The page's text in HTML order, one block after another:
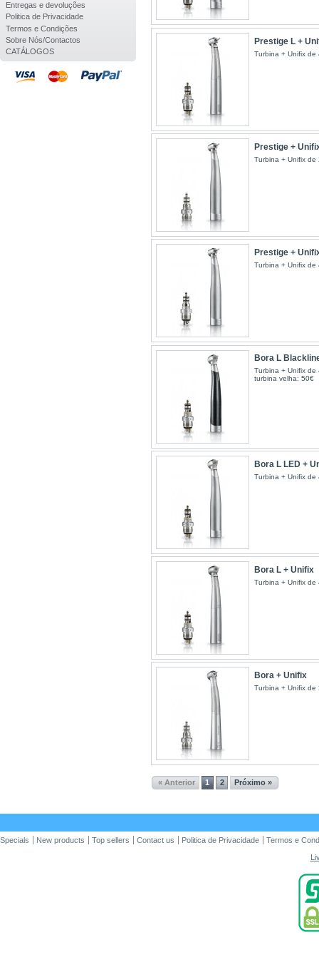
Entregas e devoluções
Politica de Privacidade
Termos e Condições
Sobre Nós/Contactos
CATÁLOGOS
Prestige L +
Turbina + Unifix de
Prestige +
Turbina + Unifix
Prestige +
Turbina + Unifix
Bora L
Turbina + Unifix
turbina velha: 50€
Bora L LED +
Turbina + Unifix de
Bora L + Unifix
Turbina + Unifix de
Bora + Unifix
Turbina + Unifix
« Anterior 1 2 Próximo »
Specials New products Top sellers Contact us Politica de Privacidade
Termos e